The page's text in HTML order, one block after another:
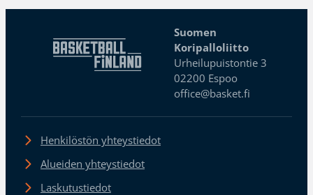
Suomen
Koripalloliitto
Urheilupuistontie 3
02200 Espoo
office@basket.fi
Henkilöstön yhteystiedot
Alueiden yhteystiedot
Laskutustiedot